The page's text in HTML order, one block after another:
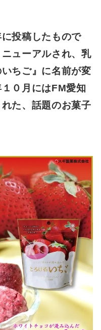
投稿したもので
ューアルされ、乳
ちご』に名前が変
０月にはFM愛知
れた、話題のお菓子